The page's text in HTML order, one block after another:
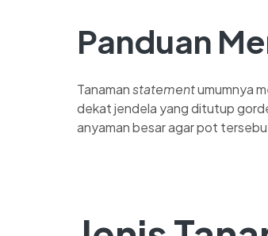
Panduan
Tanamanstatementumumnya
dekat jendela yang ditutup
anyaman besar agar pot